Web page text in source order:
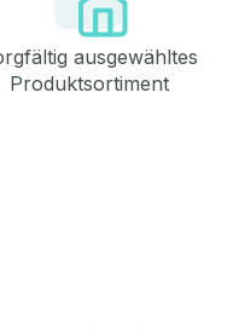
ausgewähltes
Produktsortiment